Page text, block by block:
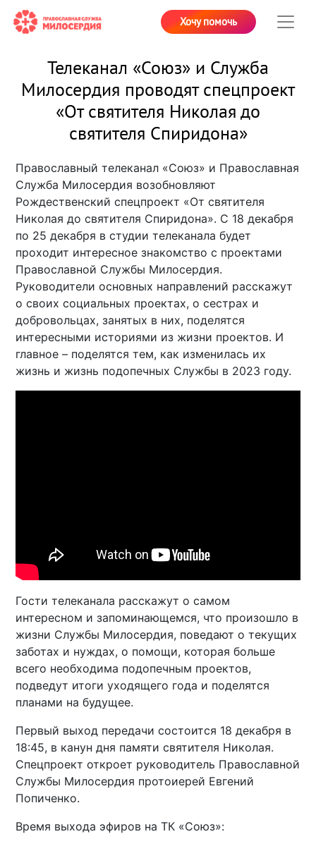
Хочу помочь
Телеканал «Союз» и Служба
Милосердия проводят спецпроект
«От святителя Николая до
святителя Спиридона»
Православный телеканал «Союз» и Православная
Служба Милосердия возобновляют
Рождественский спецпроект «От святителя
Николая до святителя Спиридона». С 18 декабря
по 25 декабря в студии телеканала будет
проходит интересное знакомство с проектами
Православной Службы Милосердия.
Руководители основных направлений расскажут
о своих социальных проектах, о сестрах и
добровольцах, занятых в них, поделятся
интересными историями из жизни проектов. И
главное – поделятся тем, как изменилась их
жизнь и жизнь подопечных Службы в 2023 году.
Гости телеканала расскажут о самом
интересном и запоминающемся, что произошло в
жизни Службы Милосердия, поведают о текущих
заботах и нуждах, о помощи, которая больше
всего необходима подопечным проектов,
подведут итоги уходящего года и поделятся
планами на будущее.
Первый выход передачи состоится 18 декабря в
18:45, в канун дня памяти святителя Николая.
Спецпроект откроет руководитель Православной
Службы Милосердия протоиерей Евгений
Попиченко.
Время выхода эфиров на ТК «Союз»: